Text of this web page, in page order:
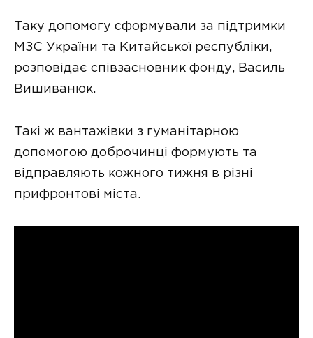
Таку допомогу сформували за підтримки
МЗС України та Китайської республіки,
розповідає співзасновник фонду, Василь
Вишиванюк.
Такі ж вантажівки з гуманітарною
допомогою доброчинці формують та
відправляють кожного тижня в різні
прифронтові міста.